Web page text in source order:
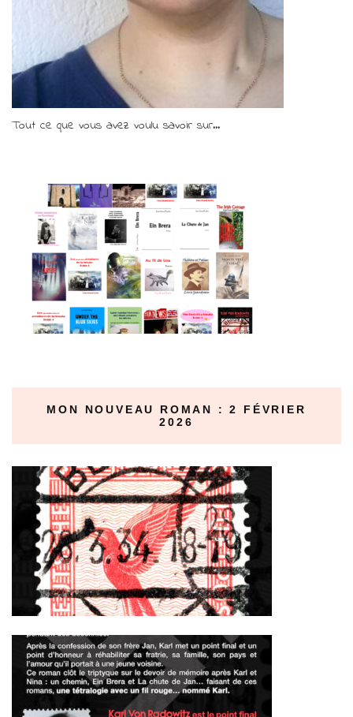
Tout ce que vous avez voulu savoir sur...
MON NOUVEAU ROMAN : 2 FÉVRIER
2026